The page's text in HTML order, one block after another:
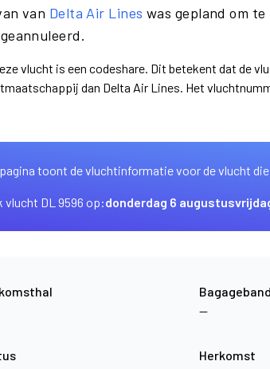
van Delta Air Lines was gepland om te
vlucht is een codeshare. Dit betekent dat de
dan Delta Air Lines. Het
toont de vluchtinformatie voor de vlucht
vlucht DL 9596 op:donderdag 6 augustus
Bagageband
—
Herkomst